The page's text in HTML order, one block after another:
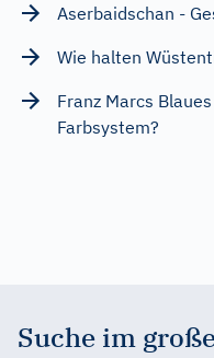
Aserbaidschan -
Wie halten
Franz Marcs
Farbsystem?
Suche im